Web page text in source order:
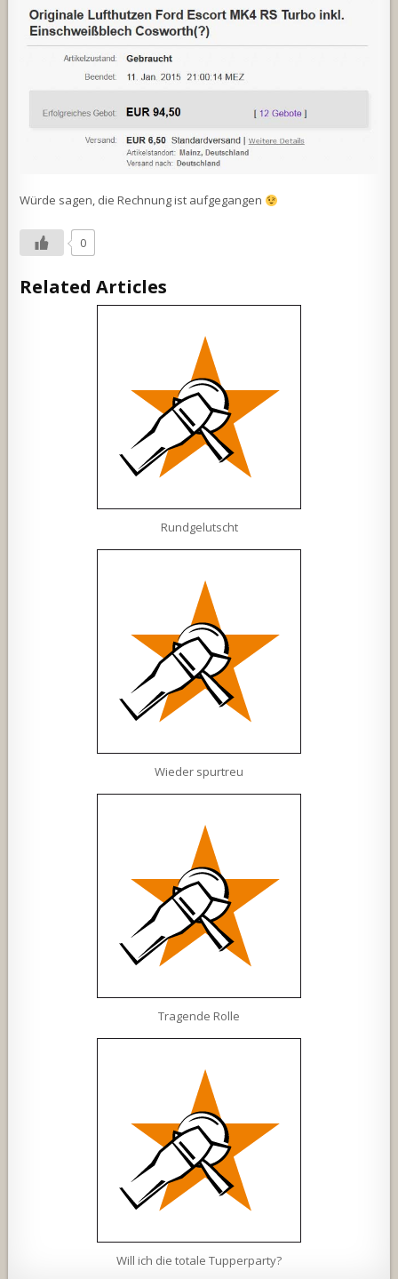
Würde sagen, die Rechnung ist aufgegangen
0
Related Articles
Rundgelutscht
Wieder spurtreu
Tragende Rolle
Will ich die totale Tupperparty?